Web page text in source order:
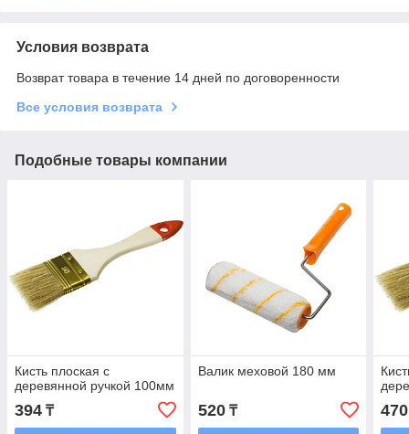
Условия возврата
Возврат товара в течение 14 дней по договоренности
Все условия возврата
Подобные товары компании
Кисть плоская с
деревянной ручкой 100мм
394 ₸
Валик меховой 180 мм
520₸ 470